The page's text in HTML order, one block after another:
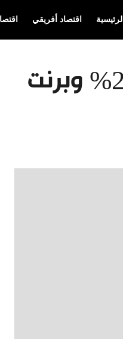
الرئيسية اقتصاد أفريقي
اليوم.. أسعار النفط الخام ترتفع 2.5% وبرنت